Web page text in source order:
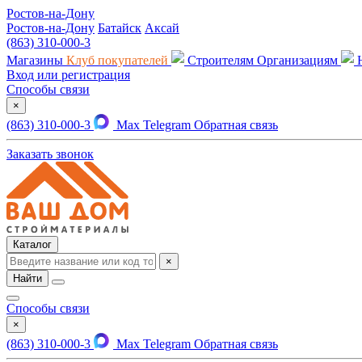
Ростов-на-Дону
Ростов-на-Дону Батайск Аксай
(863) 310-000-3
Магазины Клуб покупателей Строителям Организациям
Вход или регистрация
Способы связи
×
(863) 310-000-3 Max Telegram Обратная связь
Заказать звонок
Каталог
×
Найти
Способы связи
×
(863) 310-000-3 Max Telegram Обратная связь